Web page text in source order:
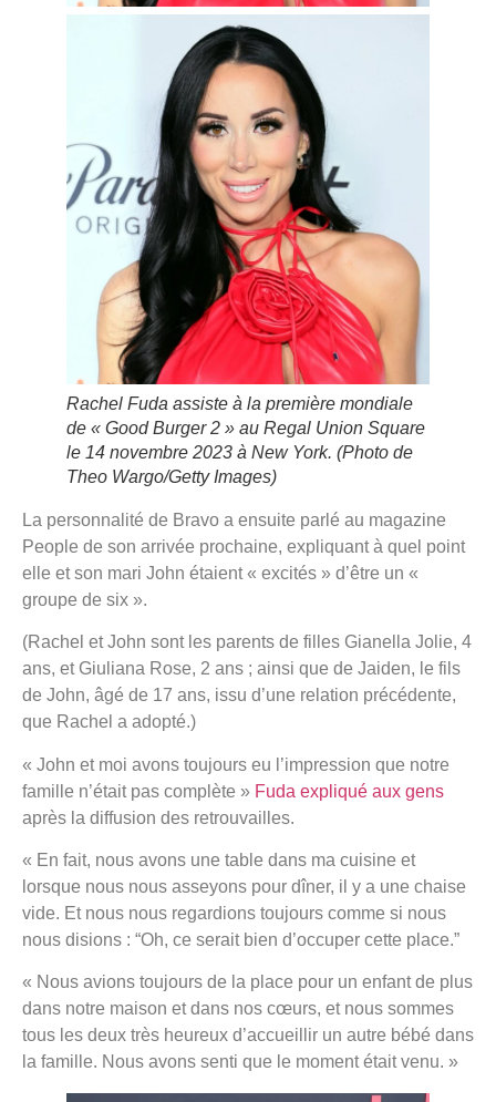
Rachel Fuda assiste à la première mondiale
de « Good Burger 2 » au Regal Union Square
le 14 novembre 2023 à New York. (Photo de
Theo Wargo/Getty Images)
La personnalité de Bravo a ensuite parlé au magazine
People de son arrivée prochaine, expliquant à quel point
elle et son mari John étaient « excités » d’être un «
groupe de six ».
(Rachel et John sont les parents de filles Gianella Jolie, 4
ans, et Giuliana Rose, 2 ans ; ainsi que de Jaiden, le fils
de John, âgé de 17 ans, issu d’une relation précédente,
que Rachel a adopté.)
« John et moi avons toujours eu l’impression que notre
famille n’était pas complète » Fuda expliqué aux gens
après la diffusion des retrouvailles.
« En fait, nous avons une table dans ma cuisine et
lorsque nous nous asseyons pour dîner, il y a une chaise
vide. Et nous nous regardions toujours comme si nous
nous disions : “Oh, ce serait bien d’occuper cette place.”
« Nous avions toujours de la place pour un enfant de plus
dans notre maison et dans nos cœurs, et nous sommes
tous les deux très heureux d’accueillir un autre bébé dans
la famille. Nous avons senti que le moment était venu. »